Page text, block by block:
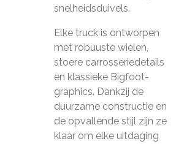
snelheidsduivels.
Elke truck is ontworpen
met robuuste wielen,
stoere carrosseriedetails
en klassieke Bigfoot-
graphics. Dankzij de
duurzame constructie en
de opvallende stijl zijn ze
klaar om elke uitdaging